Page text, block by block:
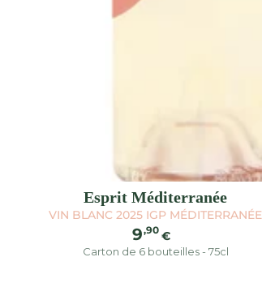
Esprit Méditerranée
VIN BLANC 2025 IGP MÉDITERRANÉE
Prezzo
regolare
9,90 €
Carton de 6 bouteilles - 75cl